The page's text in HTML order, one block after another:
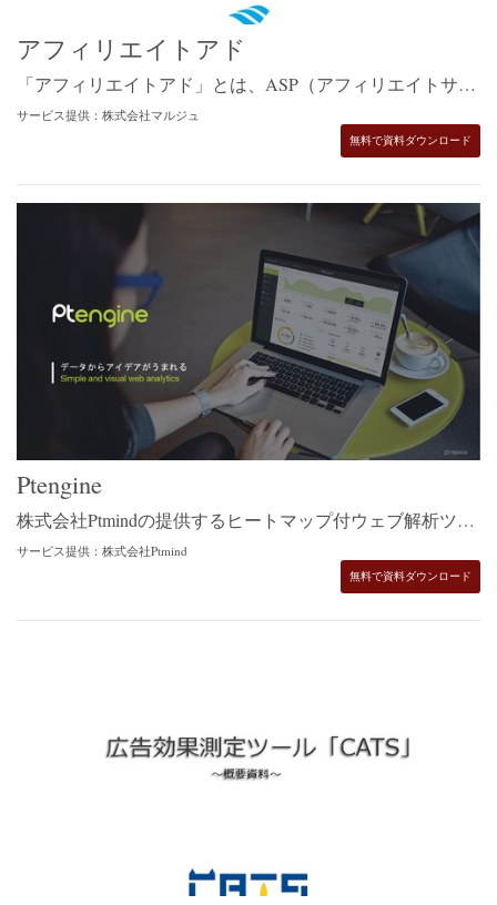
アフィリエイトアド
「アフィリエイトアド」とは、ASP（アフィリエイトサービスプロパイダー）を自社で運営することができるシステムです。 ASPとしての使い方以外にも、「計測ツール」や「他ネットワークの一元管理ツール」「インフルエンサーアフィリエイト」など、使い方が可能。 「アフィリエイトアド」は2003年から販売を開始し、これまでに数多くの会社様にご導入いただきました。 機能とユーザー様の使いやすさにとことんこだわったASPです！
サービス提供：株式会社マルジュ
無料で資料ダウンロード
Ptengine
株式会社Ptmindの提供するヒートマップ付ウェブ解析ツール、Ptengineのサービス紹介資料です。
サービス提供：株式会社Ptmind
無料で資料ダウンロード